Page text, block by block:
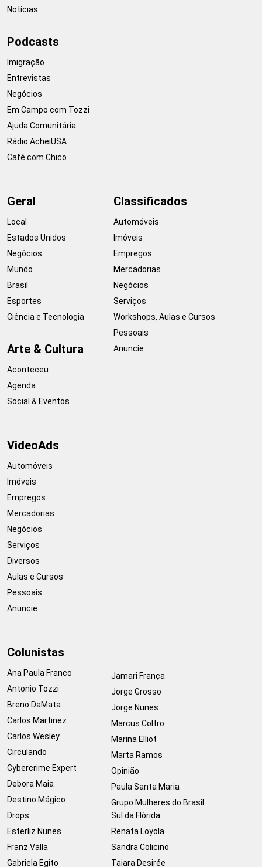
Notícias
Podcasts
Imigração
Entrevistas
Negócios
Em Campo com Tozzi
Ajuda Comunitária
Rádio AcheiUSA
Café com Chico
Geral
Local
Estados Unidos
Negócios
Mundo
Brasil
Esportes
Ciência e Tecnologia
Arte & Cultura
Aconteceu
Agenda
Social & Eventos
Classificados
Automóveis
Imóveis
Empregos
Mercadorias
Negócios
Serviços
Workshops, Aulas e Cursos
Pessoais
Anuncie
VideoAds
Automóveis
Imóveis
Empregos
Mercadorias
Negócios
Serviços
Diversos
Aulas e Cursos
Pessoais
Anuncie
Colunistas
Ana Paula Franco
Antonio Tozzi
Breno DaMata
Carlos Martinez
Carlos Wesley
Circulando
Cybercrime Expert
Debora Maia
Destino Mágico
Drops
Esterliz Nunes
Franz Valla
Gabriela Egito
Jamari França
Jorge Grosso
Jorge Nunes
Marcus Coltro
Marina Elliot
Marta Ramos
Opinião
Paula Santa Maria
Grupo Mulheres do Brasil
Sul da Flórida
Renata Loyola
Sandra Colicino
Taiara Desirée